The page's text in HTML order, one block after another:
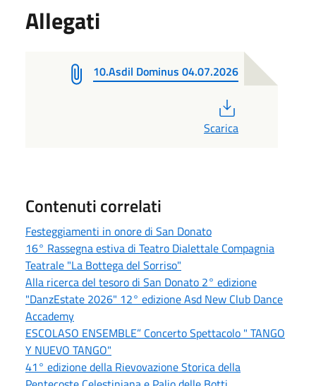
Allegati
10.Asdil Dominus 04.07.2026
Scarica
Contenuti correlati
Festeggiamenti in onore di San Donato
16° Rassegna estiva di Teatro Dialettale Compagnia
Teatrale "La Bottega del Sorriso"
Alla ricerca del tesoro di San Donato 2° edizione
"DanzEstate 2026" 12° edizione Asd New Club Dance
Accademy
ESCOLASO ENSEMBLE” Concerto Spettacolo " TANGO
Y NUEVO TANGO"
41° edizione della Rievovazione Storica della